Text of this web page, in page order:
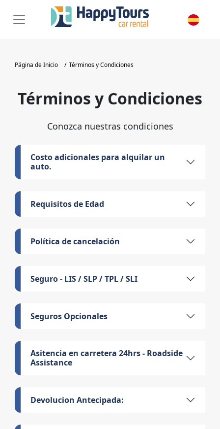
Página de Inicio Términos y Condiciones
Términos y Condiciones
Conozca nuestras condiciones
Costo adicionales para alquilar un
auto.
Requisitos de Edad
Política de cancelación
Seguro - LIS / SLP / TPL / SLI
Seguros Opcionales
Asitencia en carretera 24hrs - Roadside
Assistance
Devolucion Antecipada: